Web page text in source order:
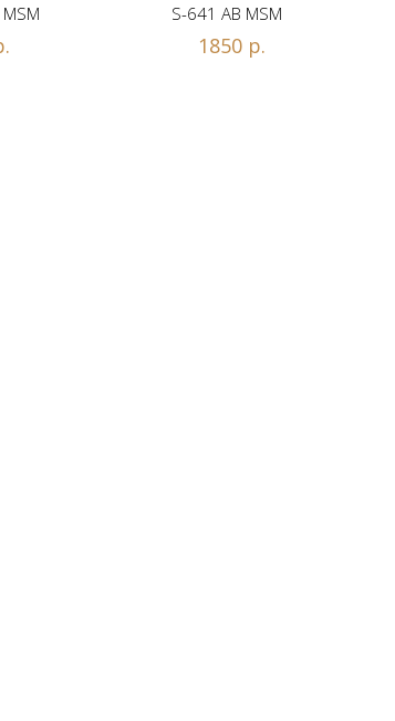
S-641 AB MSM
1850 р.